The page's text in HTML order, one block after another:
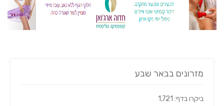
מזרונים בבאר שבע
ביקרו בדף: 1,721